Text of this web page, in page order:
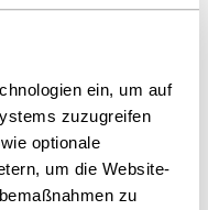
ein, um auf
zuzugreifen
optionale
um die Website-
zu
Karriereplanung
Aufwand seitens
gerichtliche
auch mit einer